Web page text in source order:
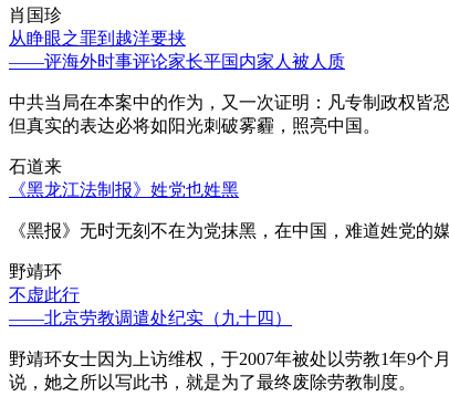
肖国珍
从睁眼之罪到越洋要挟
——评海外时事评论家长平国内家人被人质
中共当局在本案中的作为，又一次证明：凡专制政权皆
但真实的表达必将如阳光刺破雾霾，照亮中国。
石道来
《黑龙江法制报》姓党也姓黑
《黑报》无时无刻不在为党抹黑，在中国，难道姓党的
野靖环
不虚此行
——北京劳教调遣处纪实（九十四）
野靖环女士因为上访维权，于2007年被处以劳教1年9
说，她之所以写此书，就是为了最终废除劳教制度。